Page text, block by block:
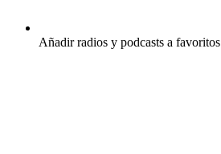
Añadir radios y podcasts a favoritos